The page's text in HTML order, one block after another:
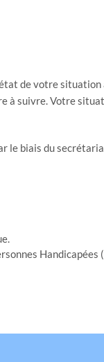
de votre
à suivre. Votre
le biais du
Handicapées (